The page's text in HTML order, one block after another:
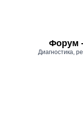
Форум -
Диагностика,